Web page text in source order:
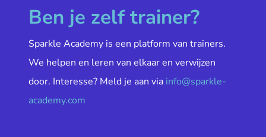
Ben je zelf trainer?
Sparkle Academy is een platform van trainers.
We helpen en leren van elkaar en verwijzen
door. Interesse? Meld je aan via info@sparkle-
academy.com